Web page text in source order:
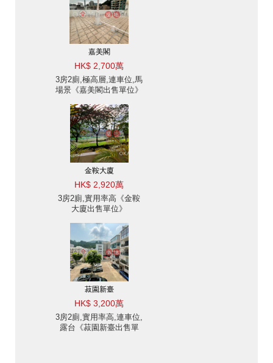
嘉美閣
HK$ 2,700萬
3房2廁,極高層,連車位,馬
場景《嘉美閣出售單位》
金鞍大廈
HK$ 2,920萬
3房2廁,實用率高《金鞍
大廈出售單位》
菽園新臺
HK$ 3,200萬
3房2廁,實用率高,連車位,
露台《菽園新臺出售單